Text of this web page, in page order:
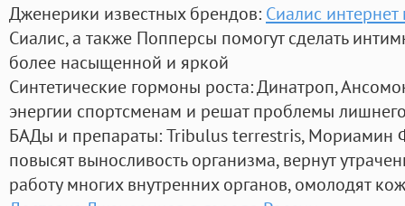
Дженерики известных брендов: Сиалис
Сиалис, а также Попперсы помогут сделать
более насыщенной и яркой
Синтетические гормоны роста: Динатроп,
энергии спортсменам и решат проблемы
БАДы и препараты:Tribulus terrestris, Мориамин
повысят выносливость организма, вернут
работу многих внутренних органов, омолодят